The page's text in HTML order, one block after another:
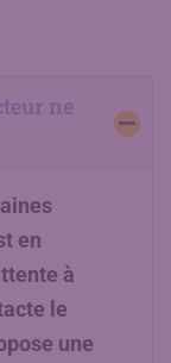
ne
en
à
le
une